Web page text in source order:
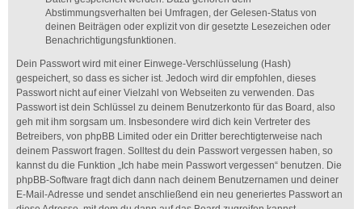
Abstimmungsverhalten bei Umfragen, der Gelesen-Status von
deinen Beiträgen oder explizit von dir gesetzte Lesezeichen oder
Benachrichtigungsfunktionen.
Dein Passwort wird mit einer Einwege-Verschlüsselung (Hash)
gespeichert, so dass es sicher ist. Jedoch wird dir empfohlen, dieses
Passwort nicht auf einer Vielzahl von Webseiten zu verwenden. Das
Passwort ist dein Schlüssel zu deinem Benutzerkonto für das Board, also
geh mit ihm sorgsam um. Insbesondere wird dich kein Vertreter des
Betreibers, von phpBB Limited oder ein Dritter berechtigterweise nach
deinem Passwort fragen. Solltest du dein Passwort vergessen haben, so
kannst du die Funktion „Ich habe mein Passwort vergessen“ benutzen. Die
phpBB-Software fragt dich dann nach deinem Benutzernamen und deiner
E-Mail-Adresse und sendet anschließend ein neu generiertes Passwort an